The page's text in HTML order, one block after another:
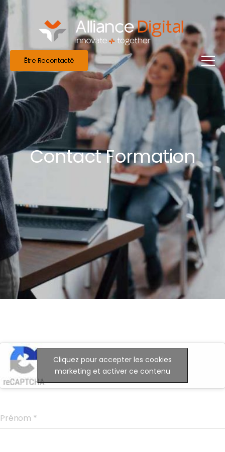
Être Recontacté
Contact Formation
Cliquez pour accepter les cookies
marketing et activer ce contenu
Prénom *